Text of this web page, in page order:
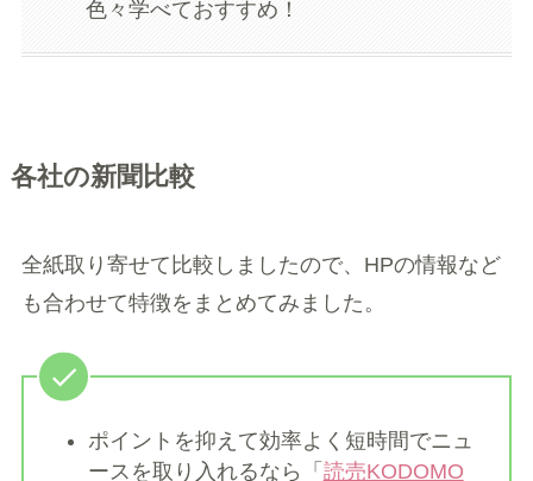
色々学べておすすめ！
各社の新聞比較
全紙取り寄せて比較しましたので、HPの情報など
も合わせて特徴をまとめてみました。
ポイントを抑えて効率よく短時間でニュ
ースを取り入れるなら「 読売KODOMO